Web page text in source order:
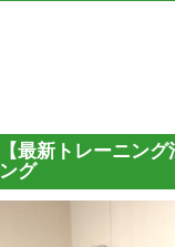
【最新トレーニン
ング